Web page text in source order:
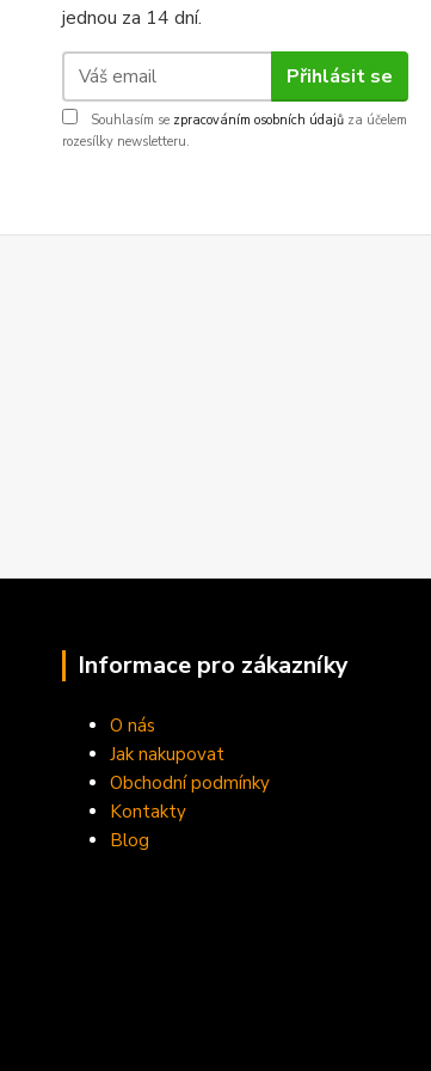
jednou za 14 dní.
Přihlásit se
Souhlasím se zpracováním osobních údajů za účelem
rozesílky newsletteru.
Informace pro zákazníky
O nás
Jak nakupovat
Obchodní podmínky
Kontakty
Blog